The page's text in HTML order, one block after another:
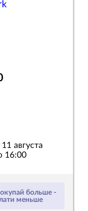
больше -
меньше
августа
16:00